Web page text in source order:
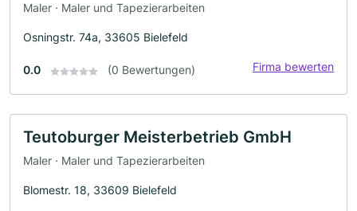
Maler · Maler und Tapezierarbeiten
Osningstr. 74a, 33605 Bielefeld
0.0 (0 Bewertungen) Firma bewerten
Teutoburger Meisterbetrieb GmbH
Maler · Maler und Tapezierarbeiten
Blomestr. 18, 33609 Bielefeld